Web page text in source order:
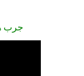
جرب